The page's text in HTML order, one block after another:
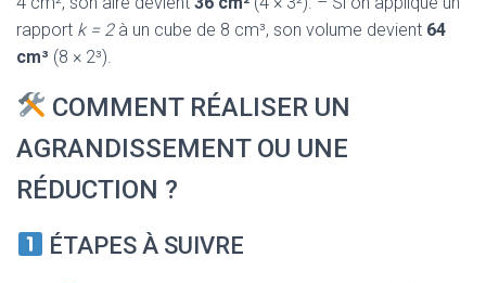
rapport k = 2à un cube de 8 cm³, son volume devient 64
cm³ (8 × 2³).
COMMENT RÉALISER UN
AGRANDISSEMENT OU UNE
RÉDUCTION ?
ÉTAPES À SUIVRE